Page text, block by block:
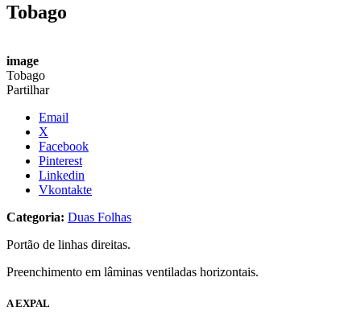
Tobago
image
Tobago
Partilhar
Email
X
Facebook
Pinterest
Linkedin
Vkontakte
Categoria: Duas Folhas
Portão de linhas direitas.
Preenchimento em lâminas ventiladas horizontais.
A EXPAL